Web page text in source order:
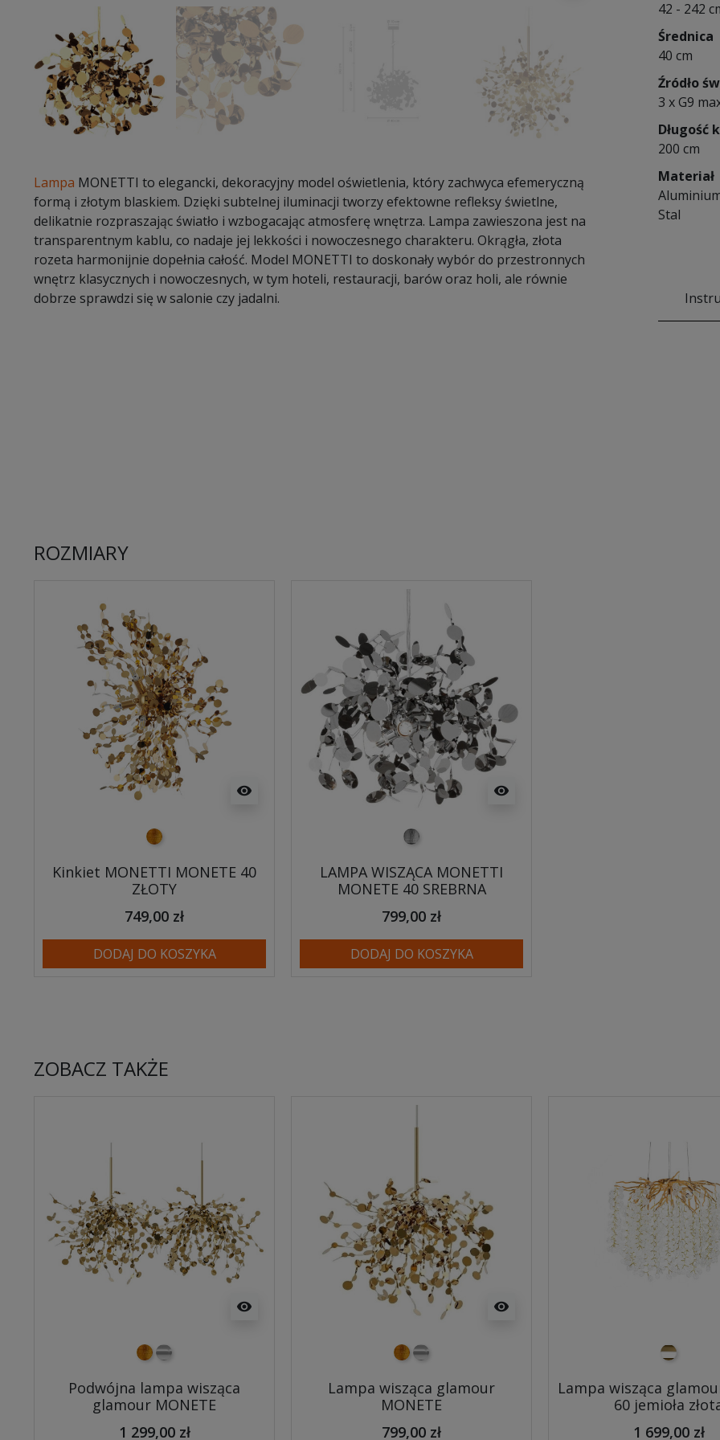
Lampa MONETTI to elegancki, dekoracyjny model oświetlenia, który zachwyca efemeryczną
formą i złotym blaskiem. Dzięki subtelnej iluminacji tworzy efektowne refleksy świetlne,
delikatnie rozpraszając światło i wzbogacając atmosferę wnętrza. Lampa zawieszona jest na
transparentnym kablu, co nadaje jej lekkości i nowoczesnego charakteru. Okrągła, złota
rozeta harmonijnie dopełnia całość. Model MONETTI to doskonały wybór do przestronnych
wnętrz klasycznych i nowoczesnych, w tym hoteli, restauracji, barów oraz holi, ale równie
dobrze sprawdzi się w salonie czy jadalni.
42 - 242
Średnica
40 cm
Źródło
3 x G9
Długość
200 cm
Materiał
Stal
ROZMIARY
visibility
złoty
Kinkiet MONETTI MONETE 40
ZŁOTY
749,00 zł
DODAJ DO KOSZYKA
visibility
srebrny
LAMPA WISZĄCA MONETTI
MONETE 40 SREBRNA
799,00 zł
DODAJ DO KOSZYKA
ZOBACZ TAKŻE
visibility
złotychrom
Podwójna lampa wisząca
glamour MONETE
1 299,00 zł
visibility
złotychrom
Lampa wisząca glamour
MONETE
799,00 zł
biało złoty
Lampa wisząca
60 jemioła
1 699,00 zł